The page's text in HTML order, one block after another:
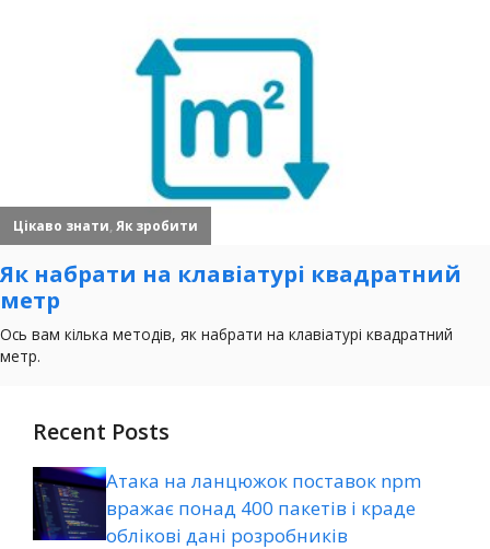
Recent Posts
Атака на ланцюжок поставок npm
вражає понад 400 пакетів і краде
облікові дані розробників